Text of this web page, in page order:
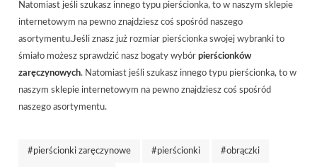
Natomiast jeśli szukasz innego typu pierścionka, to w naszym sklepie
internetowym na pewno znajdziesz coś spośród naszego
asortymentu.Jeśli znasz już rozmiar pierścionka swojej wybranki to
śmiało możesz sprawdzić nasz bogaty wybór pierścionków
zaręczynowych. Natomiast jeśli szukasz innego typu pierścionka, to w
naszym sklepie internetowym na pewno znajdziesz coś spośród
naszego asortymentu.
#pierścionki zaręczynowe #pierścionki #obrączki